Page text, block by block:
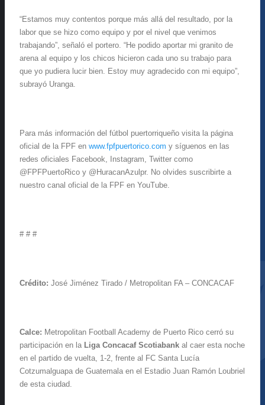
“Estamos muy contentos porque más allá del resultado, por la
labor que se hizo como equipo y por el nivel que venimos
trabajando”, señaló el portero. “He podido aportar mi granito de
arena al equipo y los chicos hicieron cada uno su trabajo para
que yo pudiera lucir bien. Estoy muy agradecido con mi equipo”,
subrayó Uranga.
Para más información del fútbol puertorriqueño visita la página
oficial de la FPF en www.fpfpuertorico.com y síguenos en las
redes oficiales Facebook, Instagram, Twitter como
@FPFPuertoRico y @HuracanAzulpr. No olvides suscribirte a
nuestro canal oficial de la FPF en YouTube.
# # #
Crédito: José Jiménez Tirado / Metropolitan FA – CONCACAF
Calce: Metropolitan Football Academy de Puerto Rico cerró su
participación en la Liga Concacaf Scotiabank al caer esta noche
en el partido de vuelta, 1-2, frente al FC Santa Lucía
Cotzumalguapa de Guatemala en el Estadio Juan Ramón Loubriel
de esta ciudad.